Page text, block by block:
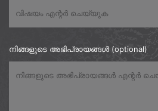
നിങ്ങളുടെ അഭിപ്രായങ്ങൾ (optional)